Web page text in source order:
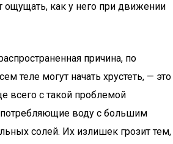
как у него при движении
причина, по
теле могут начать хрустеть, — это
всего с такой проблемой
воду с большим
солей. Их излишек грозит тем,